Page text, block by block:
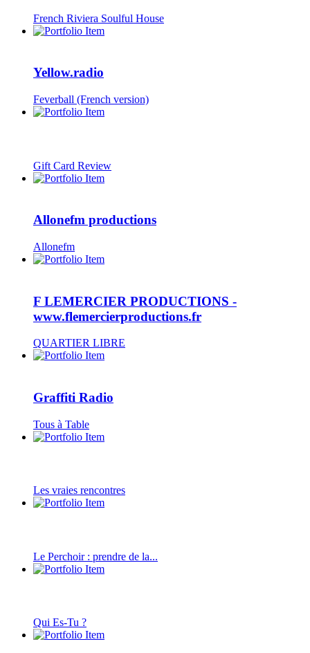
French Riviera Soulful House
Yellow.radio
Feverball (French version)
Gift Card Review
Allonefm productions
Allonefm
F LEMERCIER PRODUCTIONS -
www.flemercierproductions.fr
QUARTIER LIBRE
Graffiti Radio
Tous à Table
Les vraies rencontres
Le Perchoir : prendre de la...
Qui Es-Tu ?